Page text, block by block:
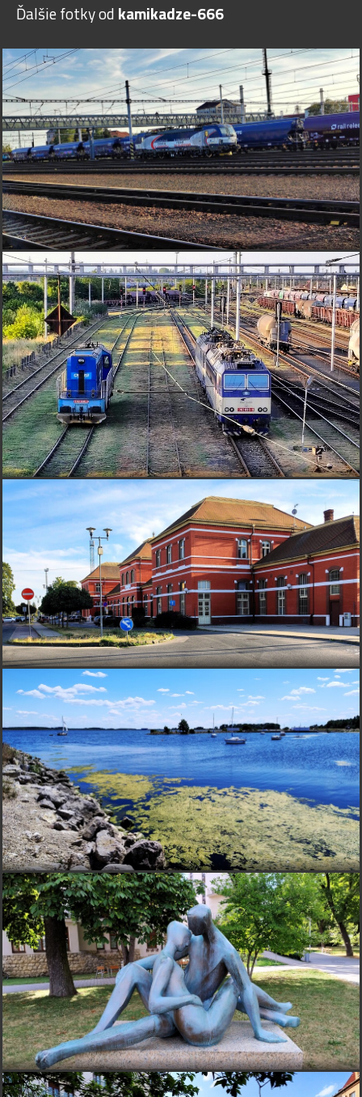
Ďalšie fotky od kamikadze-666